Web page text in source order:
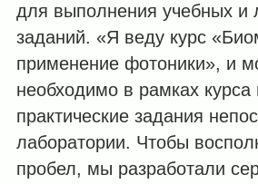
для выполнения учебных и
заданий. «Я веду курс
применение фотоники», и
необходимо в рамках курса
практические задания
лаборатории. Чтобы
пробел, мы разработали